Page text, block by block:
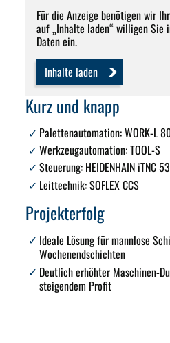
Für die Anzeige benötigen wir
auf „Inhalte laden“ willigen
Daten ein.
Inhalte laden
Kurz und knapp
Palettenautomation:WORK-L
Werkzeugautomation:TOOL-S
Steuerung: HEIDENHAIN iTNC
Leittechnik:SOFLEX CCS
Projekterfolg
Ideale Lösung für mannlose
Wochenendschichten
Deutlich erhöhter Maschinen-
steigendem Profit